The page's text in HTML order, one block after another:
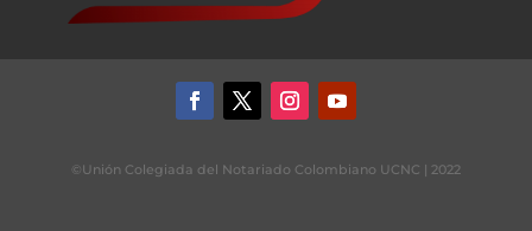
©Unión Colegiada del Notariado Colombiano UCNC | 2022